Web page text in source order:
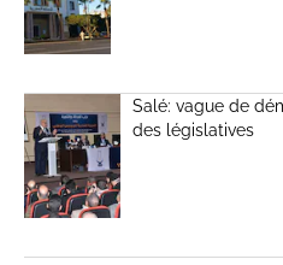
Salé: vague de
des législatives